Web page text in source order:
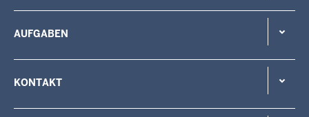
AUFGABEN
KONTAKT